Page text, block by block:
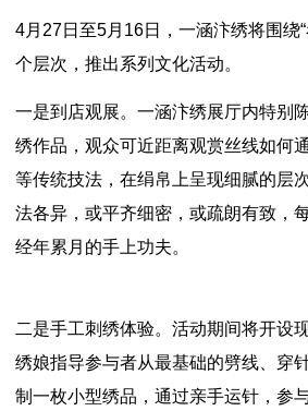
4月27日至5月16日，一涵汴绣将围绕
个层次，推出系列文化活动。
一是到店观展。一涵汴绣展厅内特别
绣作品，观众可近距离观赏丝线如何
等传统技法，在绢帛上呈现细腻的层
法各异，或平齐细密，或疏朗有致，
经年累月的手上功夫。
二是手工刺绣体验。活动期间将开设
绣娘指导参与者从最基础的劈线、穿
制一枚小型绣品，通过亲手运针，参